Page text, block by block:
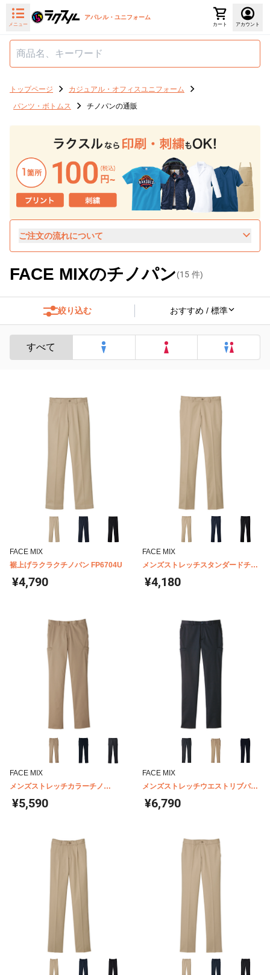
メニュー
アパレル・ユニフォーム
カート アカウント
トップページ
カジュアル・オフィスユニフォーム
パンツ・ボトムス
チノパンの通販
ご注文の流れについて
FACE MIXのチノパン(15 件)
絞り込む
すべて
FACE MIX
裾上げラクラクチノパン FP6704U
¥4,790
FACE MIX
メンズストレッチスタンダードチノ
FP6010M
¥4,180
FACE MIX
メンズストレッチカラーチノ
FP6005M
¥5,590
FACE MIX
メンズストレッチウエストリブパン
ツ FP6006M
¥6,790